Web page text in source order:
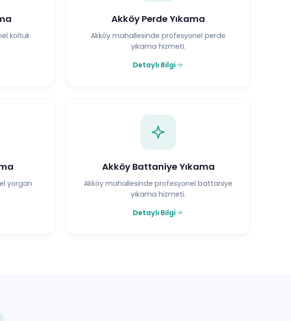
koltuk
Akköy Perde Yıkama
Akköy mahallesinde profesyonel perde
yıkama hizmeti.
Detaylı Bilgi
yorgan
Akköy Battaniye Yıkama
Akköy mahallesinde profesyonel battaniye
yıkama hizmeti.
Detaylı Bilgi